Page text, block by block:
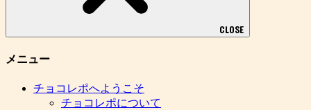
CLOSE
メニュー
チョコレポへようこそ
チョコレポについて